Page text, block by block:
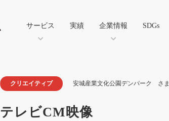
サービス 実績 企業情報 SDGs
クリエイティブ 安城産業文化公園デンパーク さま
テレビCM映像